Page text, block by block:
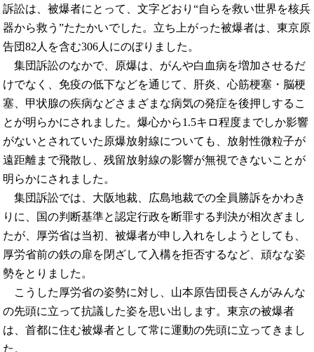
訴訟は、被爆者にとって、文字どおり“自らを救い世界を核兵
器から救う”たたかいでした。立ち上がった被爆者は、東京原
告団82人を含む306人にのぼりました。
集団訴訟のなかで、原爆は、がんや白血病を増加させるだ
けでなく、免疫の低下などを通じて、肝炎、心筋梗塞・脳梗
塞、甲状腺の疾病などさまざまな病気の発症を後押しするこ
とが明らかにされました。爆心から1.5キロ程度までしか影響
がないとされていた原爆放射線についても、放射性微粒子が
遠距離まで飛散し、残留放射線の影響が無視できないことが
明らかにされました。
集団訴訟では、大阪地裁、広島地裁での全員勝訴をかわき
りに、国の判断基準と認定行政を断罪する判決が相次ぎまし
たが、厚労省は当初、被爆者が申し入れをしようとしても、
厚労省前の鉄の扉を閉ざして入構を拒否するなど、頑なな姿
勢をとりました。
こうした厚労省の姿勢に対し、山本原告団長さんがみんな
の先頭に立って抗議した姿を思い出します。東京の被爆者
は、首都に住む被爆者として常に運動の先頭に立ってきまし
た。